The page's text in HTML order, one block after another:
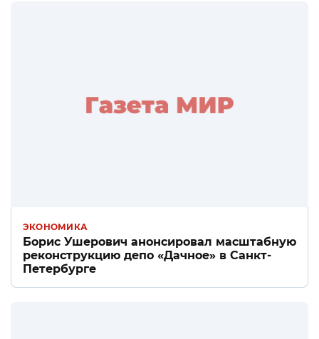
ЭКОНОМИКА
Борис Ушерович анонсировал масштабную
реконструкцию депо «Дачное» в Санкт-
Петербурге